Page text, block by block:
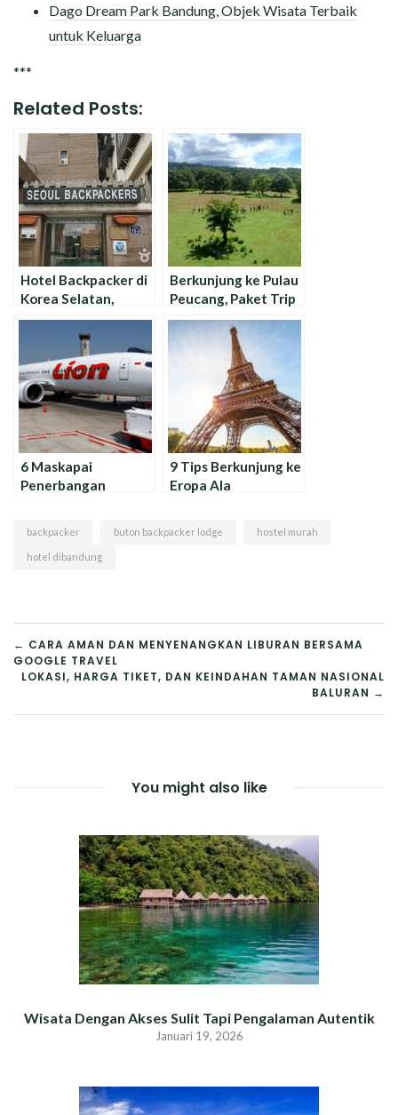
Dago Dream Park Bandung, Objek Wisata Terbaik
untuk Keluarga
***
Related Posts:
Hotel Backpacker di
Korea Selatan,
Murah dan Nyaman
Berkunjung ke Pulau
Peucang, Paket Trip
Termurah !
6 Maskapai
Penerbangan
Tahun!
9 Tips Berkunjung ke
Eropa Ala
backpacker buton backpacker lodge hostel murah
hotel dibandung
NAVIGASI
POS
← CARA AMAN DAN MENYENANGKAN LIBURAN BERSAMA
GOOGLE TRAVEL
LOKASI, HARGA TIKET, DAN KEINDAHAN TAMAN NASIONAL
BALURAN →
You might also like
Wisata Dengan Akses Sulit Tapi Pengalaman Autentik
Januari 19, 2026